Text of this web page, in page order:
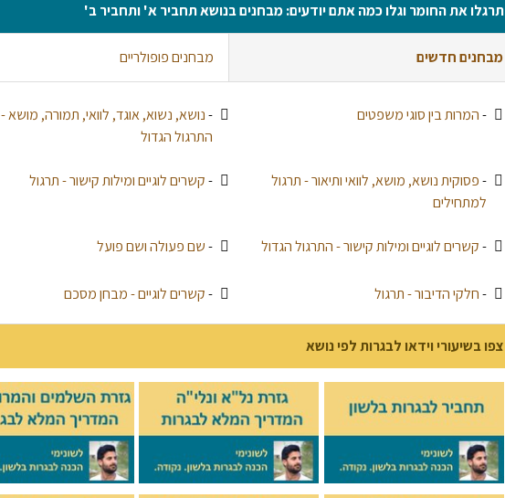
תרגלו את החומר וגלו כמה אתם יודעים: מבחנים בנושא תחביר א' ותחביר ב'
מבחנים חדשים מבחנים פופולריים
-המרות בין סוגי משפטים -נושא, נשוא, אוגד, לוואי, תמורה, מושא -
התרגול הגדול
-פסוקית נושא, מושא, לוואי ותיאור - תרגול
למתחילים
-קשרים לוגיים ומילות קישור - תרגול
-קשרים לוגיים ומילות קישור - התרגול הגדול -שם פעולה ושם פועל
-חלקי הדיבור - תרגול -קשרים לוגיים - מבחן מסכם
צפו בשיעורי וידאו לבגרות לפי נושא